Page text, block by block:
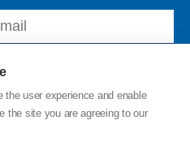
user experience and enable
the site you are agreeing to our